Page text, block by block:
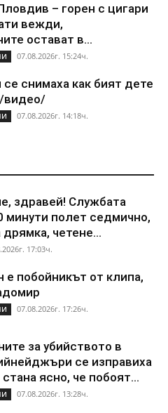
– горен с цигари
вежди,
остават в...
07.08.2026г. 15:24ч.
снимаха как бият дете
видео/
07.08.2026г. 14:18ч.
здравей! Службата
минути полет седмично,
четене...
17:03ч.
е побойникът от клипа,
07.08.2026г. 17:26ч.
за убийството в
се изправиха
ясно, че побоят...
07.08.2026г. 13:28ч.